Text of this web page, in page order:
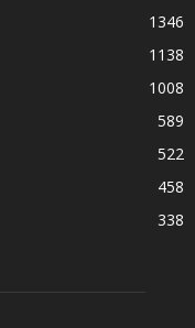
1346
1138
1008
589
522
458
338